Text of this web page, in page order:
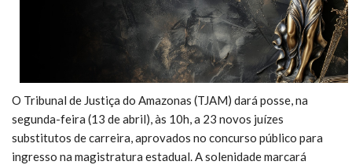
O Tribunal de Justiça do Amazonas (TJAM) dará posse, na
segunda-feira (13 de abril), às 10h, a 23 novos juízes
substitutos de carreira, aprovados no concurso público para
ingresso na magistratura estadual. A solenidade marcará